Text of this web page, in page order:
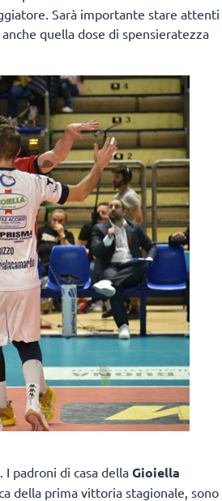
Sarà importante stare attenti
quella dose di spensieratezza
padroni di casa dellaGioiella
della prima vittoria stagionale, sono